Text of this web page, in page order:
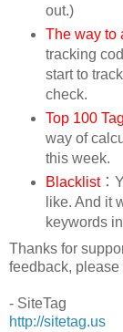
out.)
The way to
tracking
start to
check.
Top 100
way of
this week.
Blacklist：
like. And it
keywords
Thanks for
feedback, please
- SiteTag
http://sitetag.us